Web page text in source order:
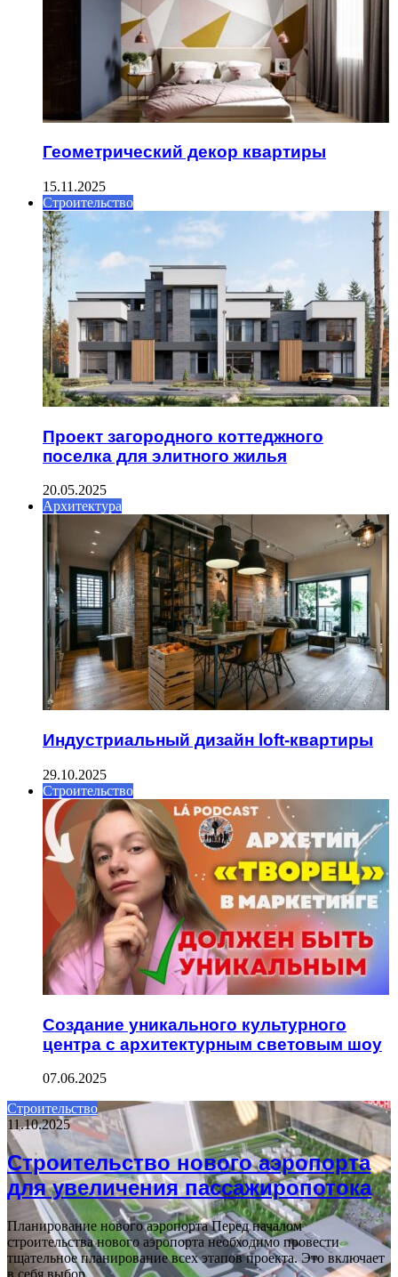
Геометрический декор квартиры
15.11.2025
Строительство
Проект загородного коттеджного
поселка для элитного жилья
20.05.2025
Архитектура
Индустриальный дизайн loft-квартиры
29.10.2025
Строительство
Создание уникального культурного
центра с архитектурным световым шоу
07.06.2025
Строительство
11.10.2025
Строительство нового аэропорта
для увеличения пассажиропотока
Планирование нового аэропорта Перед началом
строительства нового аэропорта необходимо провести
тщательное планирование всех этапов проекта. Это включает